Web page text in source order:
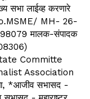
लाईव्ह करणारे
MH- 26-
मालक-संपादक
Committe
Association
*आजीव सभासद -